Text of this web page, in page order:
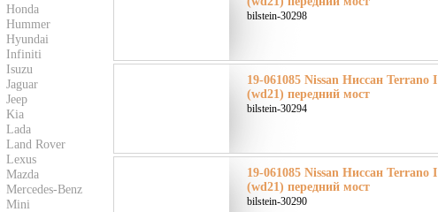
Honda
Hummer
Hyundai
Infiniti
Isuzu
Jaguar
Jeep
Kia
Lada
Land Rover
Lexus
Mazda
Mercedes-Benz
Mini
bilstein-30298
19-061085 Nissan Ниссан Terrano I
(wd21) передний мост
bilstein-30294
19-061085 Nissan Ниссан Terrano I
(wd21) передний мост
bilstein-30290